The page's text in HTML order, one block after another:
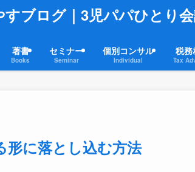
ブログ｜3児パパひとり
著書
Books
セミナー
Seminar
個別コンサル
Individual
税務
Tax
形に落とし込む方法